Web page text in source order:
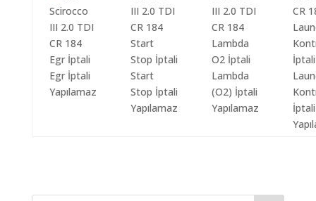
Egr İptali
Yapılamaz
Start
Stop İptali
Yapılamaz
Lambda
(O2) İptali
Yapılamaz
İptali